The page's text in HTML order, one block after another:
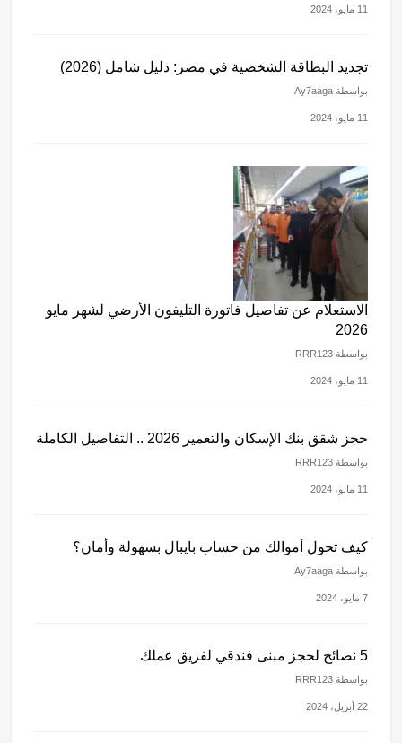
11 مايو، 2024
تجديد البطاقة الشخصية في مصر: دليل شامل (2026)
بواسطة Ay7aaga
11 مايو، 2024
الاستعلام عن تفاصيل فاتورة التليفون الأرضي لشهر مايو
2026
بواسطة RRR123
11 مايو، 2024
حجز شقق بنك الإسكان والتعمير 2026 .. التفاصيل الكاملة
بواسطة RRR123
11 مايو، 2024
كيف تحول أموالك من حساب بايبال بسهولة وأمان؟
بواسطة Ay7aaga
7 مايو، 2024
5 نصائح لحجز مبنى فندقي لفريق عملك
بواسطة RRR123
22 أبريل، 2024